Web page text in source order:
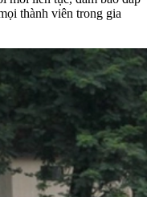
thành viên trong gia